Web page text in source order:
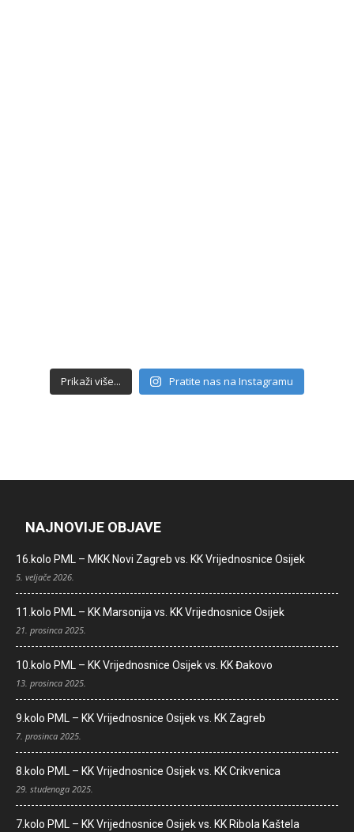
Prikaži više... Pratite nas na Instagramu
NAJNOVIJE OBJAVE
16.kolo PML – MKK Novi Zagreb vs. KK Vrijednosnice Osijek
5. veljače 2026.
11.kolo PML – KK Marsonija vs. KK Vrijednosnice Osijek
21. prosinca 2025.
10.kolo PML – KK Vrijednosnice Osijek vs. KK Đakovo
13. prosinca 2025.
9.kolo PML – KK Vrijednosnice Osijek vs. KK Zagreb
7. prosinca 2025.
8.kolo PML – KK Vrijednosnice Osijek vs. KK Crikvenica
29. studenoga 2025.
7.kolo PML – KK Vrijednosnice Osijek vs. KK Ribola Kaštela